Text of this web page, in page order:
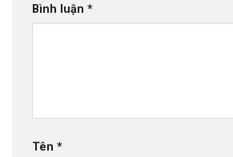
Bình luận *
Tên *